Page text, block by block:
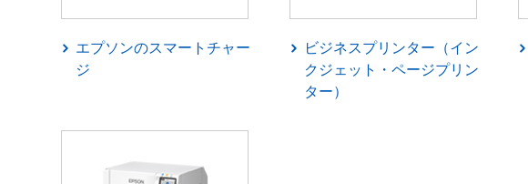
エプソンのスマートチャー
ジ
ビジネスプリンター（イン
クジェット・ページプリン
ター）